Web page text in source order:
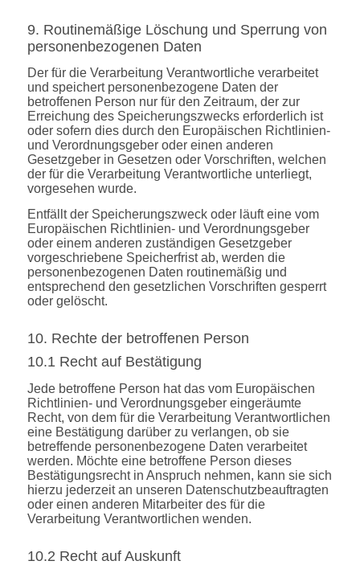
9. Routinemäßige Löschung und Sperrung von
personenbezogenen Daten
Der für die Verarbeitung Verantwortliche verarbeitet
und speichert personenbezogene Daten der
betroffenen Person nur für den Zeitraum, der zur
Erreichung des Speicherungszwecks erforderlich ist
oder sofern dies durch den Europäischen Richtlinien-
und Verordnungsgeber oder einen anderen
Gesetzgeber in Gesetzen oder Vorschriften, welchen
der für die Verarbeitung Verantwortliche unterliegt,
vorgesehen wurde.
Entfällt der Speicherungszweck oder läuft eine vom
Europäischen Richtlinien- und Verordnungsgeber
oder einem anderen zuständigen Gesetzgeber
vorgeschriebene Speicherfrist ab, werden die
personenbezogenen Daten routinemäßig und
entsprechend den gesetzlichen Vorschriften gesperrt
oder gelöscht.
10. Rechte der betroffenen Person
10.1 Recht auf Bestätigung
Jede betroffene Person hat das vom Europäischen
Richtlinien- und Verordnungsgeber eingeräumte
Recht, von dem für die Verarbeitung Verantwortlichen
eine Bestätigung darüber zu verlangen, ob sie
betreffende personenbezogene Daten verarbeitet
werden. Möchte eine betroffene Person dieses
Bestätigungsrecht in Anspruch nehmen, kann sie sich
hierzu jederzeit an unseren Datenschutzbeauftragten
oder einen anderen Mitarbeiter des für die
Verarbeitung Verantwortlichen wenden.
10.2 Recht auf Auskunft